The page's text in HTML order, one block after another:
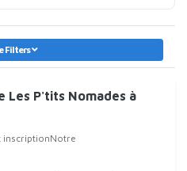
Filters
Les P'tits Nomades à
inscriptionNotre